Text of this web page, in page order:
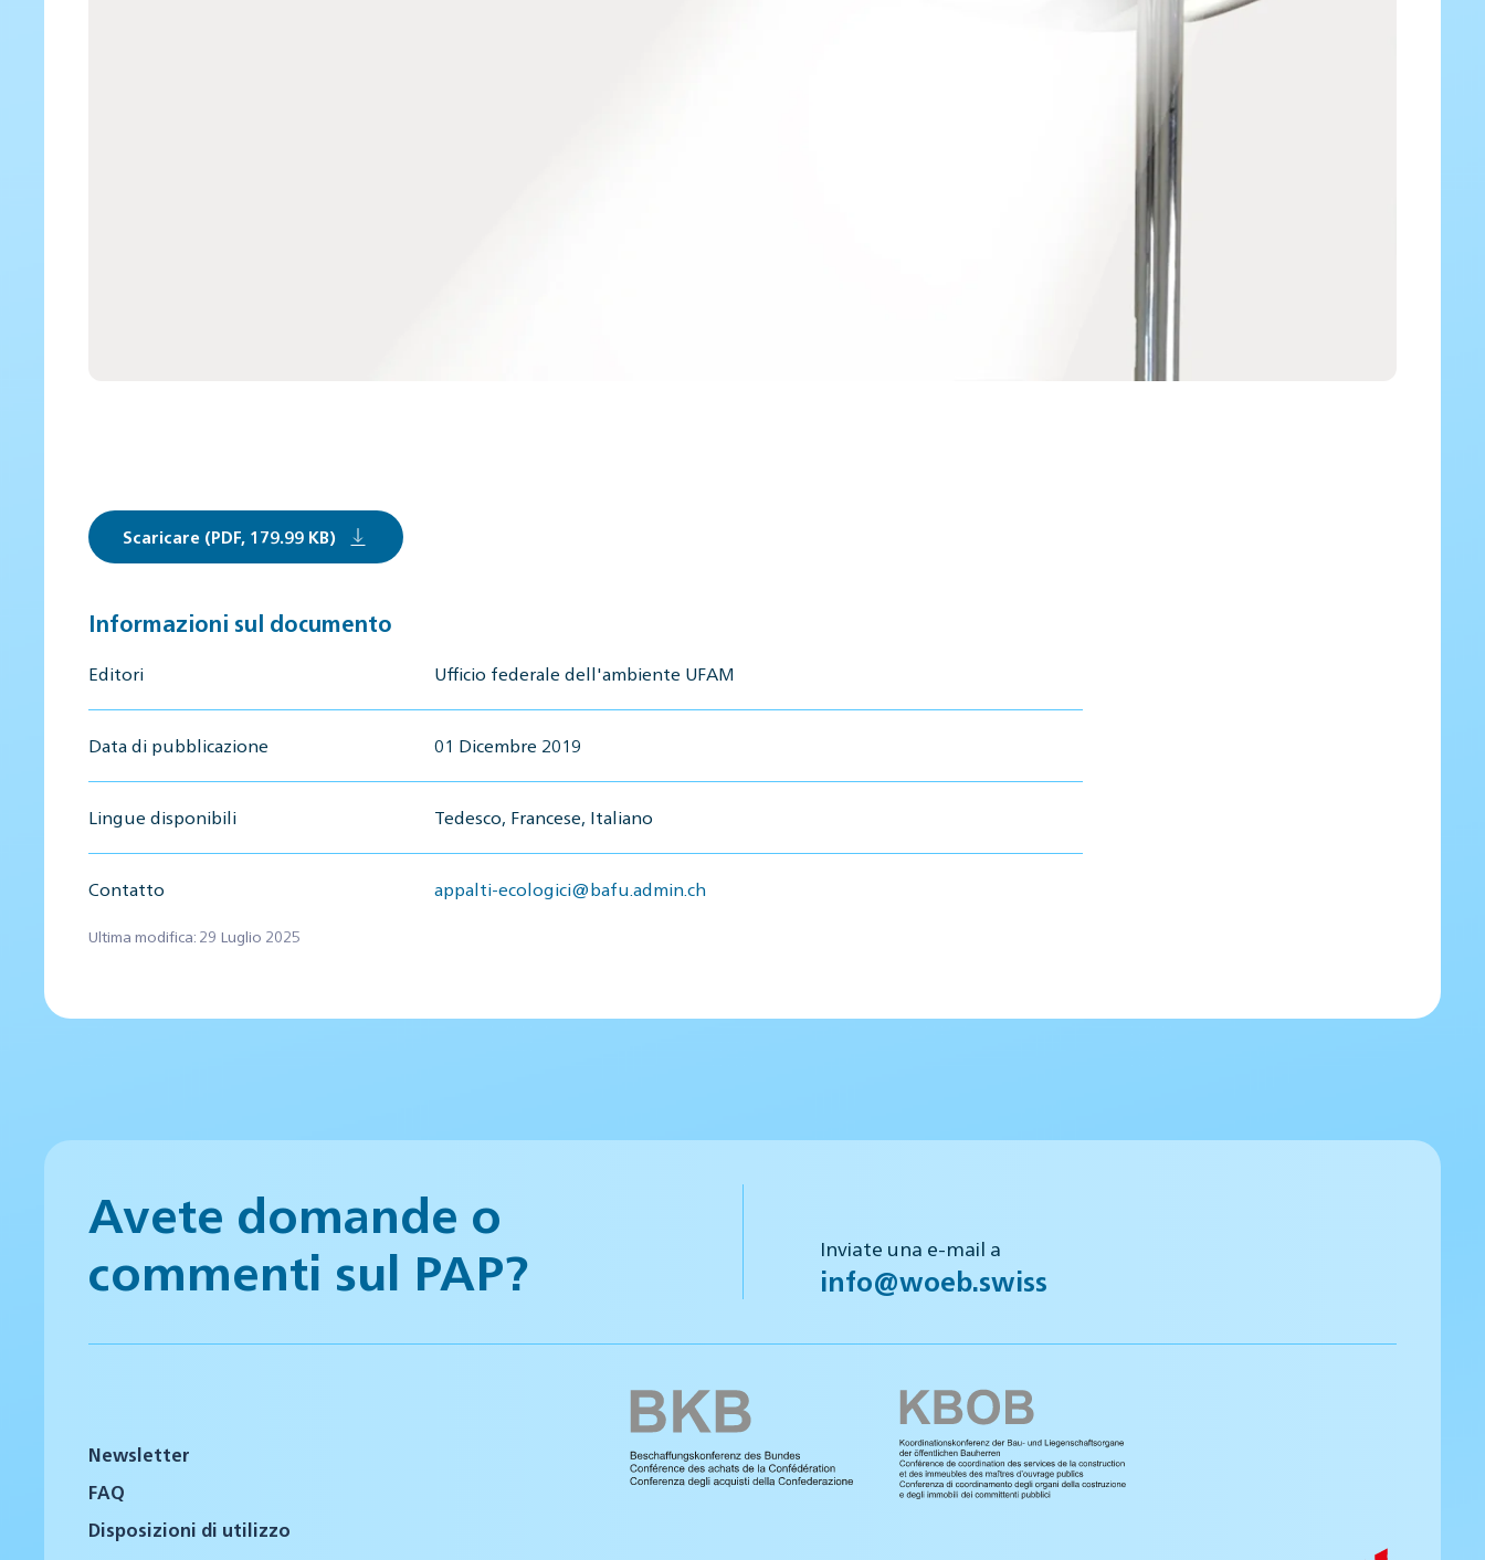
Scaricare (PDF, 179.99 KB)
Informazioni sul documento
Editori Ufficio federale dell'ambiente UFAM
Data di pubblicazione 01 Dicembre 2019
Lingue disponibili Tedesco, Francese, Italiano
Contatto appalti-ecologici@bafu.admin.ch
Ultima modifica: 29 Luglio 2025
Avete domande o
commenti sul PAP?
Inviate una e-mail a
info@woeb.swiss
Newsletter
FAQ
Disposizioni di utilizzo